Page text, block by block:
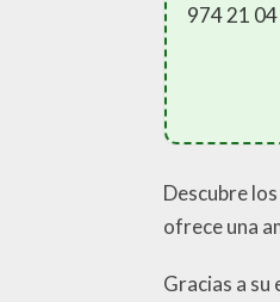
974 21
Descubre
ofrece una
Gracias a